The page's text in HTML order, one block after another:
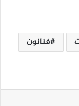
فنانون